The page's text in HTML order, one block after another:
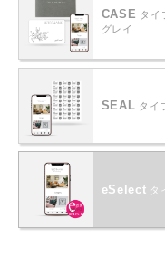
CASE タイ
グレイ
SEAL タイ
eSelect タ